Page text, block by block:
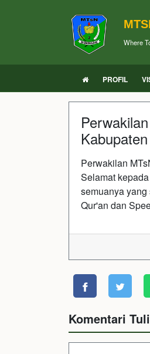
Where
PROFIL
Perwakilan
Selamat
semuanya
Qur'an dan
Komentari